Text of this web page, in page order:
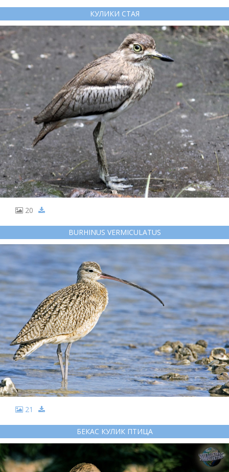
КУЛИКИ СТАЯ
20
BURHINUS VERMICULATUS
21
БЕКАС КУЛИК ПТИЦА